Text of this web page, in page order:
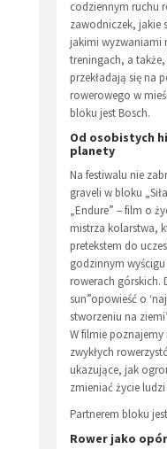
codziennym ruchu
zawodniczek, jakie
jakimi wyzwaniami
treningach, a
przekładają się na
rowerowego w
bloku jest Bosch.
Od osobistych
planety
Na festiwalu nie
graveli w bloku
„Endure” – film o
mistrza kolarstwa,
pretekstem do
godzinnym
rowerach górskich.
sun”opowieść o
stworzeniu na
W filmie poznajemy
zwykłych
ukazujące, jak
zmieniać życie
Partnerem bloku
Rower jako